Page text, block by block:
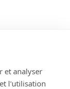
et analyser
l'utilisation